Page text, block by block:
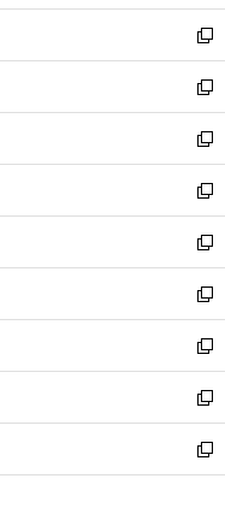
ウ
ィ
ン
ド
ウ
で
開
く
し
い
ウ
ィ
ン
ド
ウ
で
開
く
新
し
い
ウ
ィ
ン
ド
ウ
で
開
く
新
し
い
ウ
ィ
ン
ド
ウ
で
開
く
新
し
い
ウ
ィ
ン
ド
ウ
で
開
く
新
し
い
ウ
ィ
ン
ド
ウ
で
開
く
新
し
い
ウ
ィ
ン
ド
ウ
で
開
新
し
い
ウ
ィ
ン
ド
ウ
新
し
い
ウ
ィ
ン
新
し
い
ウ
新
し